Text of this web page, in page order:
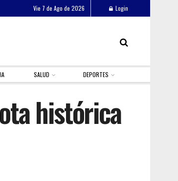
Vie 7 de Ago de 2026 Login
SALUD DEPORTES
histórica